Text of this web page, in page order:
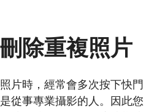
除重複照片
片時，經常會多次按下快門
從事專業攝影的人。因此您